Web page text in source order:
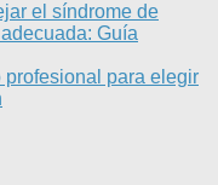
el síndrome de
Guía
profesional para elegir